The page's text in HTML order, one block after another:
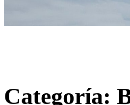
Categoría: